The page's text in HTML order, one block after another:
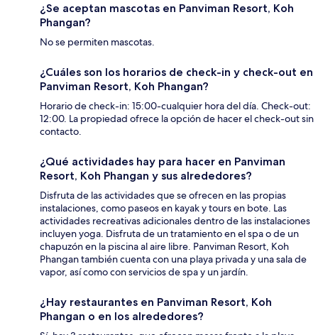
¿Se aceptan mascotas en Panviman Resort, Koh
Phangan?
No se permiten mascotas.
¿Cuáles son los horarios de check-in y check-out en
Panviman Resort, Koh Phangan?
Horario de check-in: 15:00-cualquier hora del día. Check-out:
12:00. La propiedad ofrece la opción de hacer el check-out sin
contacto.
¿Qué actividades hay para hacer en Panviman
Resort, Koh Phangan y sus alrededores?
Disfruta de las actividades que se ofrecen en las propias
instalaciones, como paseos en kayak y tours en bote. Las
actividades recreativas adicionales dentro de las instalaciones
incluyen yoga. Disfruta de un tratamiento en el spa o de un
chapuzón en la piscina al aire libre. Panviman Resort, Koh
Phangan también cuenta con una playa privada y una sala de
vapor, así como con servicios de spa y un jardín.
¿Hay restaurantes en Panviman Resort, Koh
Phangan o en los alrededores?